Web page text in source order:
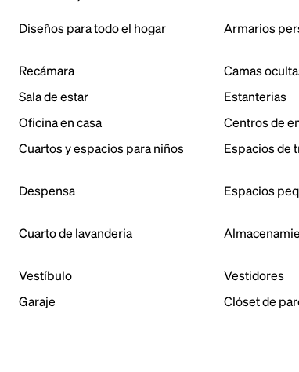
Diseños para todo el hogar Armarios
Recámara
Camas
Sala de estar
Estanterias
Oficina en casa
Centros de
Cuartos y espacios para niños
Espacios de
Despensa
Espacios
Cuarto de lavanderia
Vestíbulo Vestidores
Garaje
Clóset de